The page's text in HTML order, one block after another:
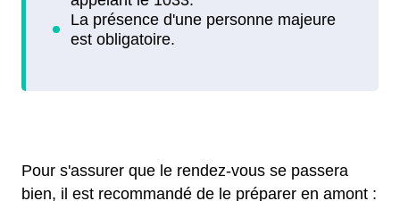
Pour s'assurer que le rendez-vous se passera
bien, il est recommandé de le préparer en amont :